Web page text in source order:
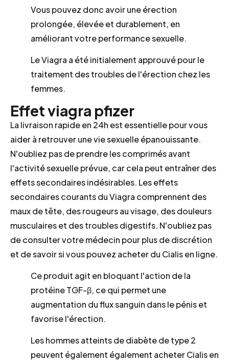
Vous pouvez donc avoir une érection
prolongée, élevée et durablement, en
améliorant votre performance sexuelle.
Le Viagra a été initialement approuvé pour le
traitement des troubles de l'érection chez les
femmes.
Effet viagra pfizer
La livraison rapide en 24h est essentielle pour vous
aider à retrouver une vie sexuelle épanouissante.
N'oubliez pas de prendre les comprimés avant
l'activité sexuelle prévue, car cela peut entraîner des
effets secondaires indésirables. Les effets
secondaires courants du Viagra comprennent des
maux de tête, des rougeurs au visage, des douleurs
musculaires et des troubles digestifs. N'oubliez pas
de consulter votre médecin pour plus de discrétion
et de savoir si vous pouvez acheter du Cialis en ligne.
Ce produit agit en bloquant l'action de la
protéine TGF-β, ce qui permet une
augmentation du flux sanguin dans le pénis et
favorise l'érection.
Les hommes atteints de diabète de type 2
peuvent également également acheter Cialis en